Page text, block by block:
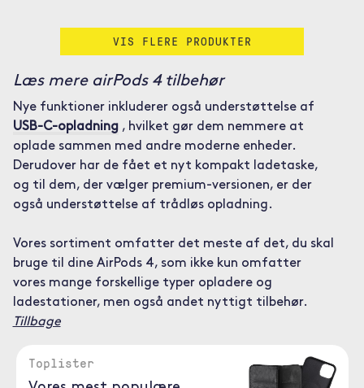
VIS FLERE PRODUKTER
Læs mere airPods 4 tilbehør
Nye funktioner inkluderer også understøttelse af
USB-C-opladning, hvilket gør dem nemmere at
oplade sammen med andre moderne enheder.
Derudover har de fået et nyt kompakt ladetaske,
og til dem, der vælger premium-versionen, er der
også understøttelse af trådløs opladning.
Vores sortiment omfatter det meste af det, du skal
bruge til dine AirPods 4, som ikke kun omfatter
vores mange forskellige typer opladere og
ladestationer, men også andet nyttigt tilbehør.
Tillbage
Toplister